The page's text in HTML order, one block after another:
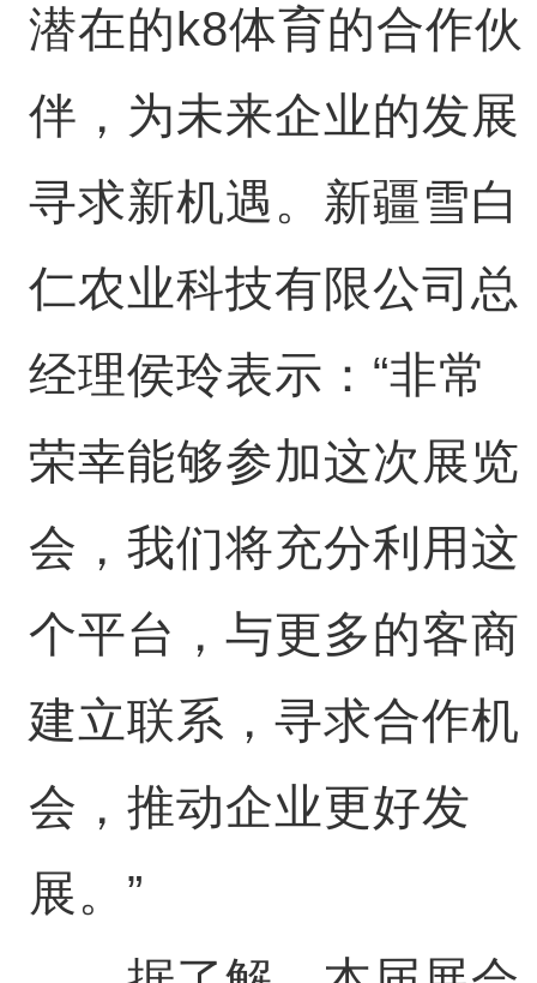
潜在的k8体育的合作伙
伴，为未来企业的发展
寻求新机遇。新疆雪白
仁农业科技有限公司总
经理侯玲表示：“非常
荣幸能够参加这次展览
会，我们将充分利用这
个平台，与更多的客商
建立联系，寻求合作机
会，推动企业更好发
展。”